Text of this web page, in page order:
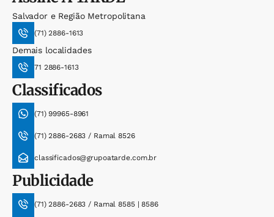
Salvador e Região Metropolitana
(71) 2886-1613
Demais localidades
71 2886-1613
Classificados
(71) 99965-8961
(71) 2886-2683 / Ramal 8526
classificados@grupoatarde.com.br
Publicidade
(71) 2886-2683 / Ramal 8585 | 8586